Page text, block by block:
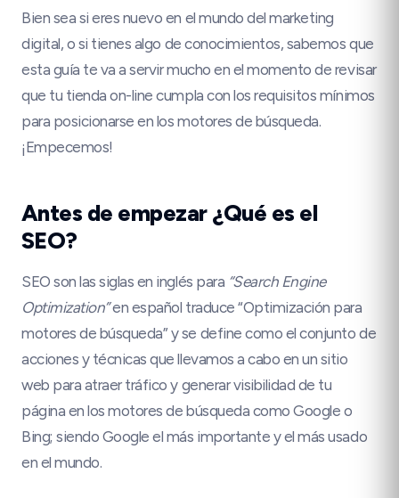
Bien sea si eres nuevo en el mundo del marketing
digital, o si tienes algo de conocimientos, sabemos que
esta guía te va a servir mucho en el momento de revisar
que tu tienda on-line cumpla con los requisitos mínimos
para posicionarse en los motores de búsqueda.
¡Empecemos!
Antes de empezar ¿Qué es el
SEO?
SEO son las siglas en inglés para “Search Engine
Optimization”en español traduce “Optimización para
motores de búsqueda” y se define como el conjunto de
acciones y técnicas que llevamos a cabo en un sitio
web para atraer tráfico y generar visibilidad de tu
página en los motores de búsqueda como Google o
Bing; siendo Google el más importante y el más usado
en el mundo.